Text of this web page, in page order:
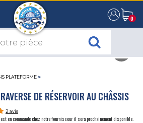
0
0
PLATEFORME >
DE RÉSERVOIR AU CHÂSSIS
2 avis
en commande chez notre fournisseur il sera prochainement disponible.